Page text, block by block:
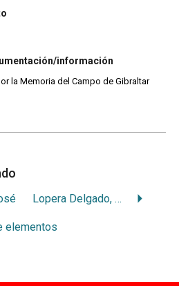
información
la Memoria del Campo de Gibraltar
Lopera Delgado, Matías
elementos